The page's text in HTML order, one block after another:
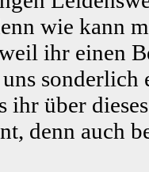
wie kann
ihr einen
sonderlich
ihr über
denn auch